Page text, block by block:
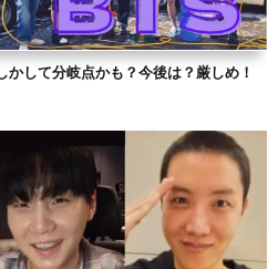
して分岐点かも？今後は？厳しめ！